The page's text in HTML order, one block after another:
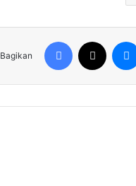
Bagikan
Facebook